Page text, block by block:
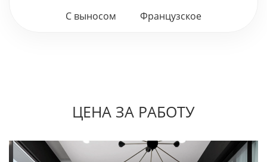
С выносом
Французское
ЦЕНА ЗА РАБОТУ